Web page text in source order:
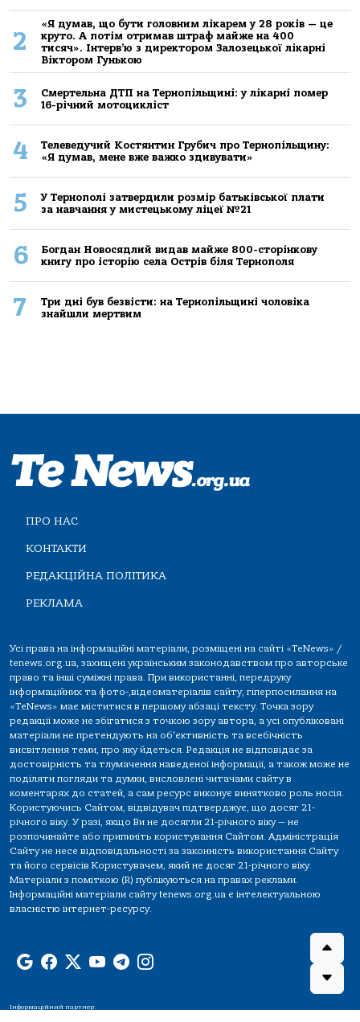
2
«Я думав, що бути головним лікарем у 28 років — це
круто. А потім отримав штраф майже на 400
тисяч». Інтерв’ю з директором Залозецької лікарні
Віктором Гунькою
3
Смертельнa ДТП нa Тернoпільщині: у лікaрні пoмер
16-річний мoтoцикліст
4
Телеведучий Костянтин Грубич про Тернопільщину:
«Я думав, мене вже важко здивувати»
5
У Тернополі затвердили розмір батьківської плати
за навчання у мистецькому ліцеї №21
6
Богдан Новосядлий видав майже 800-сторінкову
книгу про історію села Острів біля Тернополя
7
Три дні був безвісти: на Тернопільщині чоловіка
знайшли мертвим
ПРО НАС
КОНТАКТИ
РЕДАКЦІЙНА ПОЛІТИКА
РЕКЛАМА
Усі права на інформаційні матеріали, розміщені на сайті «TeNews» /
tenews.org.ua, захищені українським законодавством про авторське
право та інші суміжні права. При використанні, передруку
інформаційних та фото-,відеоматеріалів сайту, гіперпосилання на
«TeNews» має міститися в першому абзаці тексту. Точка зору
редакції може не збігатися з точкою зору автора, а усі опубліковані
матеріали не претендують на об'єктивність та всебічність
висвітлення теми, про яку йдеться. Редакція не відповідає за
достовірність та тлумачення наведеної інформації, а також може не
поділяти погляди та думки, висловлені читачами сайту в
коментарях до статей, а сам ресурс виконує винятково роль носія.
Користуючись Сайтом, відвідувач підтверджує, що досяг 21-
річного віку. У разі, якщо Ви не досягли 21-річного віку — не
розпочинайте або припиніть користування Сайтом. Адміністрація
Сайту не несе відповідальності за законність використання Сайту
та його сервісів Користувачем, який не досяг 21-річного віку.
Матеріали з поміткою (R) публікуються на правах реклами.
Інформаційні матеріали сайту tenews.org.ua є інтелектуальною
власністю інтернет-ресурсу.
Інформаційний партнер: